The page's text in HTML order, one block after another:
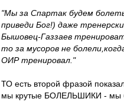
"Мы за Спартак будем
приведи Бог!) даже
Бышовец-Газзаев
то за мусоров не
ОИР тренировал."
ТО есть второй фразой
мы крутые БОЛЕЛЬШИКИ - мы